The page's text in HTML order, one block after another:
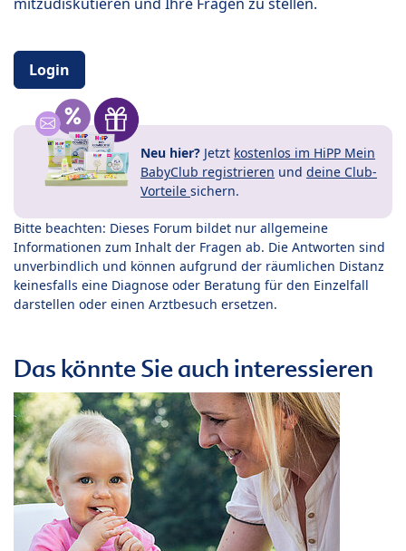
Login
Neu hier? Jetzt kostenlos im HiPP Mein
BabyClub registrieren und deine Club-
Vorteile sichern.
Bitte beachten: Dieses Forum bildet nur allgemeine
Informationen zum Inhalt der Fragen ab. Die Antworten sind
unverbindlich und können aufgrund der räumlichen Distanz
keinesfalls eine Diagnose oder Beratung für den Einzelfall
darstellen oder einen Arztbesuch ersetzen.
Das könnte Sie auch interessieren